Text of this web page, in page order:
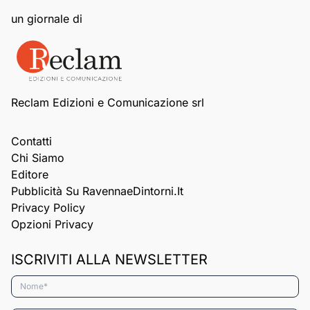
un giornale di
Reclam Edizioni e Comunicazione srl
Contatti
Chi Siamo
Editore
Pubblicità Su RavennaeDintorni.it
Privacy Policy
Opzioni Privacy
ISCRIVITI ALLA NEWSLETTER
Nome*